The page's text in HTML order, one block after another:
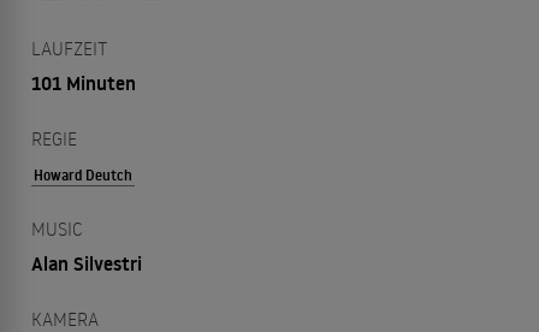
LAUFZEIT
101 Minuten
REGIE
Howard Deutch
MUSIC
Alan Silvestri
KAMERA